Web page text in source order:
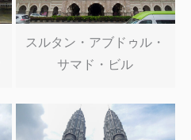
スルタン・アブドゥル・
サマド・ビル